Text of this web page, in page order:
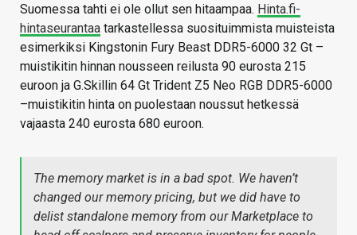
Suomessa tahti ei ole ollut sen hitaampaa. Hinta.fi-
hintaseurantaa tarkastellessa suosituimmista muisteista
esimerkiksi Kingstonin Fury Beast DDR5-6000 32 Gt –
muistikitin hinnan nousseen reilusta 90 eurosta 215
euroon ja G.Skillin 64 Gt Trident Z5 Neo RGB DDR5-6000
–muistikitin hinta on puolestaan noussut hetkessä
vajaasta 240 eurosta 680 euroon.
The memory market is in a bad spot. We haven’t
changed our memory pricing, but we did have to
delist standalone memory from our Marketplace to